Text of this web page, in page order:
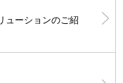
ューションのご紹